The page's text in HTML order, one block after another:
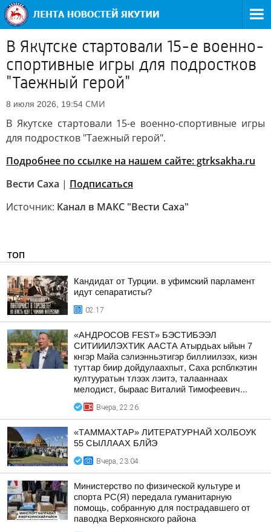
В Якутске стартовали 15-е военно-
спортивные игры для подростков
"Таежный герой"
8 июля 2026, 19:54 СМИ
В Якутске стартовали 15-е военно-спортивные игры
для подростков "Таежный герой".
Подробнее по ссылке на нашем сайте: gtrksakha.ru
Вести Саха | Подписаться
Источник: Канал в МАКС "Вести Саха"
ТОП
Кандидат от Турции. в уфимский парламент
идут сепаратисты?
02:17
«АНДРОСОВ FEST» БЭСТИБЭЭЛ
СИТИИИЛЭХТИК ААСТА Атырдьах ыйын 7
кнгэр Майа сэлиэнньэтигэр биллиилээх, киэн
туттар биир дойдулаахпыт, Саха рспблкэтин
култууратын тлээх лэитэ, талааннаах
мелодист, быраас Виталий Тимофеевич...
Вчера, 22:26
«ТАММАХТАР» ЛИТЕРАТУРНАЙ ХОЛБОУК
55 СЫЛЛААХ БЛЙЭ
Вчера, 23:04
Министерство по физической культуре и
спорта РС(Я) передала гуманитарную
помощь, собранную для пострадавшего от
паводка Верхоянского района